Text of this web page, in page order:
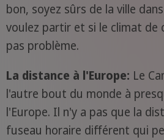
bon, soyez sûrs de la ville
voulez partir et si le climat de
pas problème.
La distance à l'Europe: Le
l'autre bout du monde à
l'Europe. Il n'y a pas que la
fuseau horaire différent qui